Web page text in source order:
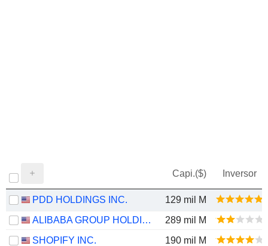
Capi.($) Inversor
PDD HOLDINGS INC.
129 mil M
ALIBABA GROUP HOLDING LIMITED
289 mil M
SHOPIFY INC.
190 mil M